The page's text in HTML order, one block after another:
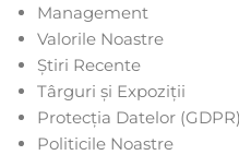
Management
Valorile Noastre
Știri Recente
Târguri și Expoziții
Protecția Datelor (GDPR)
Politicile Noastre